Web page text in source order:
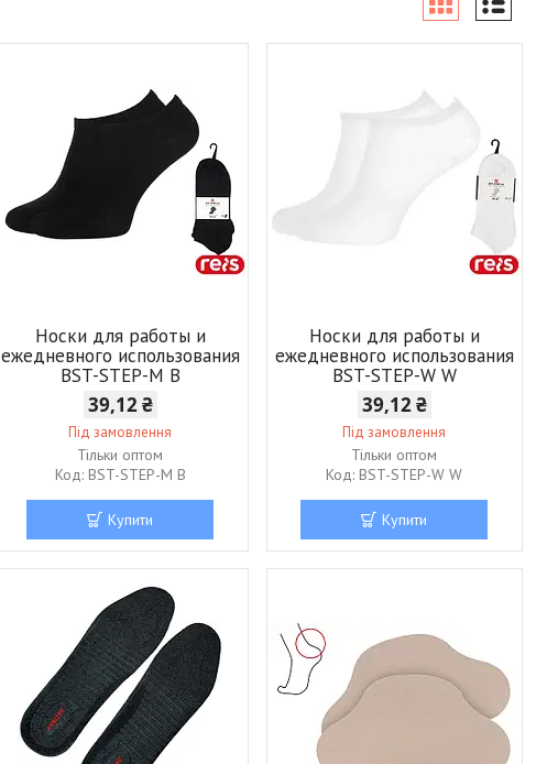
Носки для работы и
ежедневного использования
BST-STEP-M B
39,12 ₴
Під замовлення
Тільки оптом
BST-STEP-M B
Купити
Носки для работы и
ежедневного использования
BST-STEP-W W
39,12 ₴
Під замовлення
Тільки оптом
BST-STEP-W W
Купити